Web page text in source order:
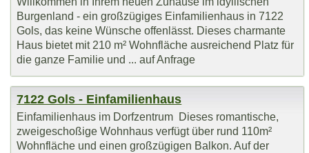
Burgenland - ein großzügiges Einfamilienhaus in 7122
Gols, das keine Wünsche offenlässt. Dieses charmante
Haus bietet mit 210 m² Wohnfläche ausreichend Platz für
die ganze Familie und ... auf Anfrage
7122 Gols - Einfamilienhaus
Einfamilienhaus im Dorfzentrum Dieses romantische,
zweigeschoßige Wohnhaus verfügt über rund 110m²
Wohnfläche und einen großzügigen Balkon. Auf der